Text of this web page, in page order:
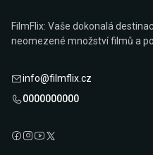
FilmFlix: Vaše dokonalá
neomezené množství filmů a
info@filmflix.cz
0000000000